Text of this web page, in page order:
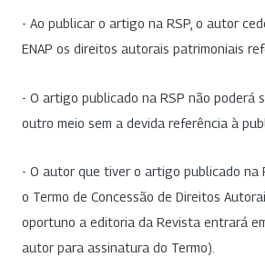
- Ao publicar o artigo na RSP, o autor
ENAP os direitos autorais patrimoniais
- O artigo publicado na RSP não poderá
outro meio sem a devida referência à
- O autor que tiver o artigo publicado na
o Termo de Concessão de Direitos
oportuno a editoria da Revista entrará
autor para assinatura do Termo).